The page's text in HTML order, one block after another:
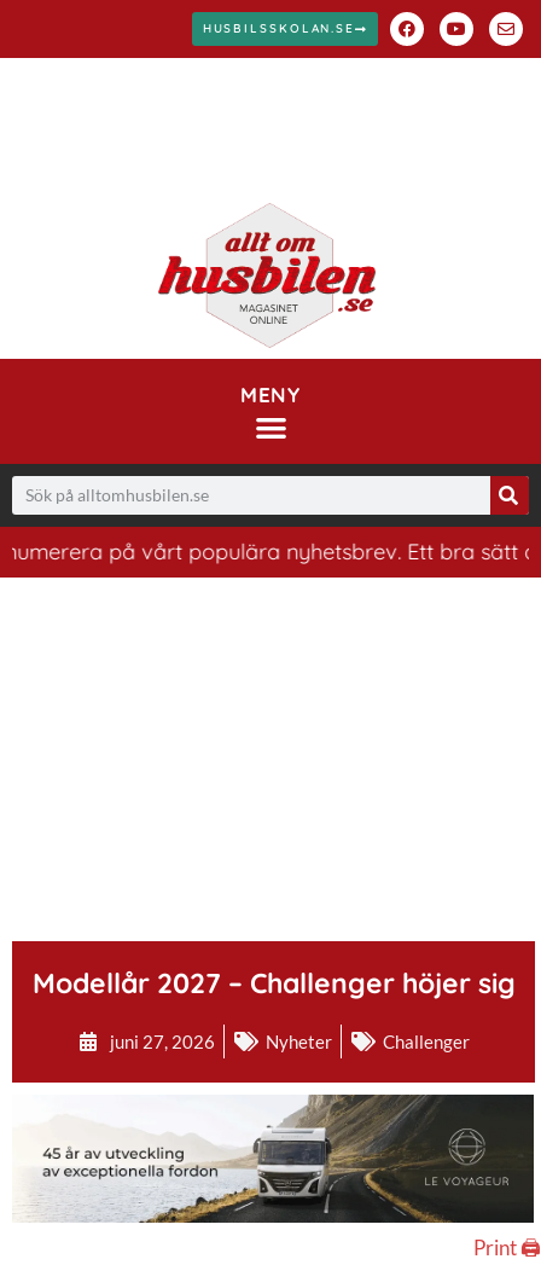
HUSBILSSKOLAN.SE
MENY
på vårt populära nyhetsbrev. Ett bra sätt att
Modellår 2027 – Challenger höjer sig
juni 27, 2026 Nyheter Challenger
Print 🖨